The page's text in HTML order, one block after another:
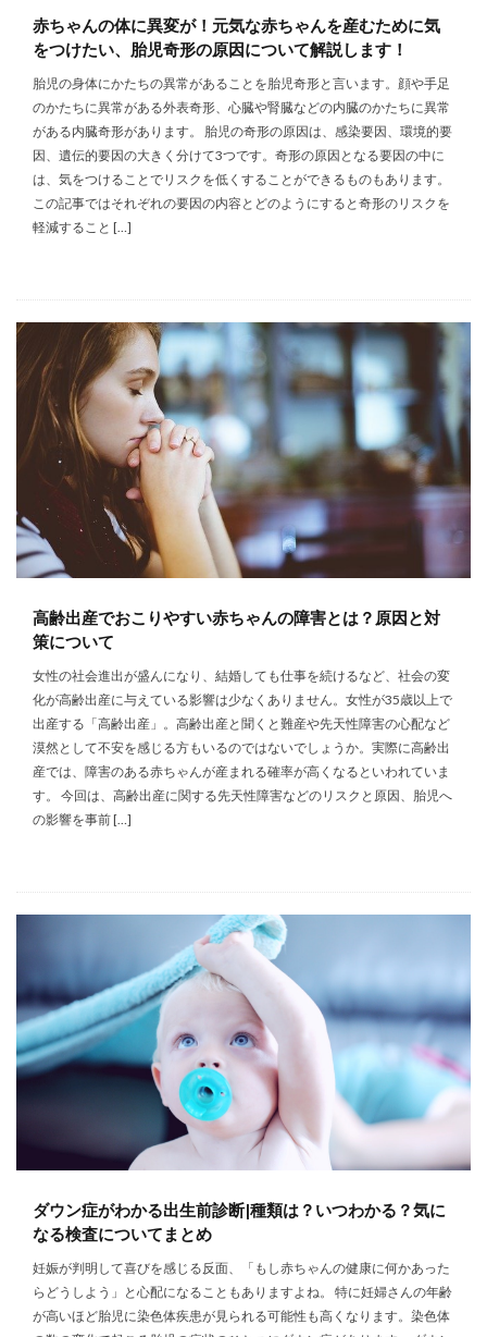
赤ちゃんの体に異変が！元気な赤ちゃんを産むために気
をつけたい、胎児奇形の原因について解説します！
胎児の身体にかたちの異常があることを胎児奇形と言います。顔や手足
のかたちに異常がある外表奇形、心臓や腎臓などの内臓のかたちに異常
がある内臓奇形があります。 胎児の奇形の原因は、感染要因、環境的要
因、遺伝的要因の大きく分けて3つです。奇形の原因となる要因の中に
は、気をつけることでリスクを低くすることができるものもあります。
この記事ではそれぞれの要因の内容とどのようにすると奇形のリスクを
軽減すること […]
高齢出産でおこりやすい赤ちゃんの障害とは？原因と対
策について
女性の社会進出が盛んになり、結婚しても仕事を続けるなど、社会の変
化が高齢出産に与えている影響は少なくありません。女性が35歳以上で
出産する「高齢出産」。高齢出産と聞くと難産や先天性障害の心配など
漠然として不安を感じる方もいるのではないでしょうか。実際に高齢出
産では、障害のある赤ちゃんが産まれる確率が高くなるといわれていま
す。 今回は、高齢出産に関する先天性障害などのリスクと原因、胎児へ
の影響を事前 […]
ダウン症がわかる出生前診断|種類は？いつわかる？気に
なる検査についてまとめ
妊娠が判明して喜びを感じる反面、「もし赤ちゃんの健康に何かあった
らどうしよう」と心配になることもありますよね。 特に妊婦さんの年齢
が高いほど胎児に染色体疾患が見られる可能性も高くなります。染色体